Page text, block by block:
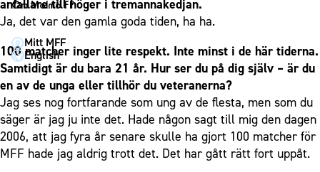
F19
P17
F17
Malmö Trophy
MFF-museet & rundvandringar
Konferens
Möte
Mässa
Sommarfest
Julshow
Inspiration
Vanliga frågor om 1910 Event
Himmelsblå framtid – en match för miljön
MFF i samhället
Laget för alla
Nattfotboll
Himmelsblå Tillsammans
Karriärakademin
Grundskolefotboll mot rasismer
Om Malmö FF
Om Malmö FF
Kontakt
Press och media
Historik – herrlaget
Historik – damlaget
Närstående organisationer
Policydokument
Mitt MFF
English
anfallare till höger i tremannakedjan.
Ja, det var den gamla goda tiden, ha ha.
100 matcher inger lite respekt. Inte minst i de här tiderna.
Samtidigt är du bara 21 år. Hur ser du på dig själv – är du
en av de unga eller tillhör du veteranerna?
Jag ses nog fortfarande som ung av de flesta, men som du
säger är jag ju inte det. Hade någon sagt till mig den dagen
2006, att jag fyra år senare skulle ha gjort 100 matcher för
MFF hade jag aldrig trott det. Det har gått rätt fort uppåt.